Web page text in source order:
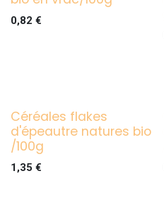
0,82 €
Céréales flakes
d'épeautre natures bio
/100g
1,35 €